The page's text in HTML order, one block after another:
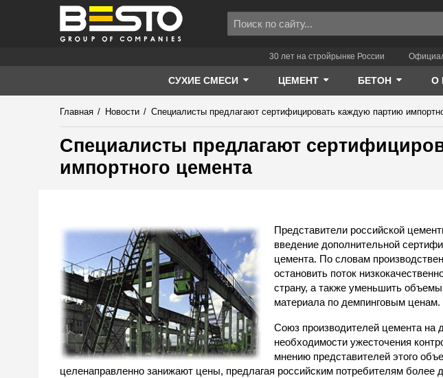
30 лет на стройрынке России
СУХИЕ СМЕСИ ЦЕМЕНТ БЕТОН О
Главная / Новости / Специалисты предлагают сертифицировать каждую партию
Специалисты предлагают
импортного цемента
Представители российской
введение дополнительной
цемента. По словам
остановить поток
страну, а также уменьшить объемы
материала по демпинговым ценам.
Союз производителей цемента на
необходимости ужесточения
мнению представителей этого
целенаправленно занижают цены, предлагая российским потребителям более